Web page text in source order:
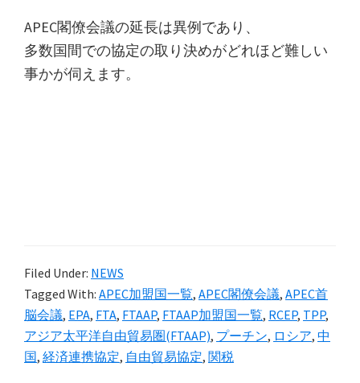
APEC閣僚会議の延長は異例であり、
多数国間での協定の取り決めがどれほど難しい
事かが伺えます。
Filed Under: NEWS
Tagged With: APEC加盟国一覧, APEC閣僚会議, APEC首
脳会議, EPA, FTA, FTAAP, FTAAP加盟国一覧, RCEP, TPP,
アジア太平洋自由貿易圏(FTAAP), プーチン, ロシア, 中
国, 経済連携協定, 自由貿易協定, 関税